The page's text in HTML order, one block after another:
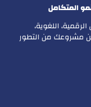
المتكامل
اللغوية،
مشروعك من التطور